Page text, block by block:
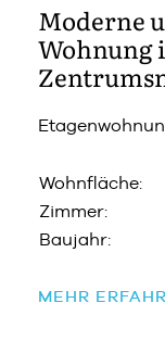
Moderne
Wohnung
Wohnfläche:
Zimmer:
Baujahr:
MEHR